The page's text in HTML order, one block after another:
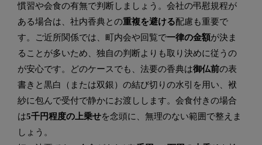
慣習や会食の有無で判断しましょう。会社の弔慰規程が
ある場合は、社内香典との重複を避ける配慮も重要で
す。ご近所関係では、町内会や回覧で一律の金額が決ま
ることが多いため、独自の判断よりも取り決めに従うの
が安心です。どのケースでも、法要の香典は御仏前の表
書きと黒白（または双銀）の結び切りの水引を用い、袱
紗に包んで受付で静かにお渡しします。会食付きの場合
は5千円程度の上乗せを念頭に、無理のない範囲で整えま
しょう。